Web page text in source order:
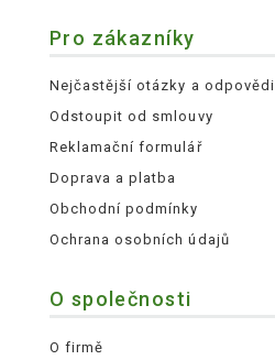
Pro zákazníky
Nejčastější otázky a odpovědi
Odstoupit od smlouvy
Reklamační formulář
Doprava a platba
Obchodní podmínky
Ochrana osobních údajů
O společnosti
O firmě